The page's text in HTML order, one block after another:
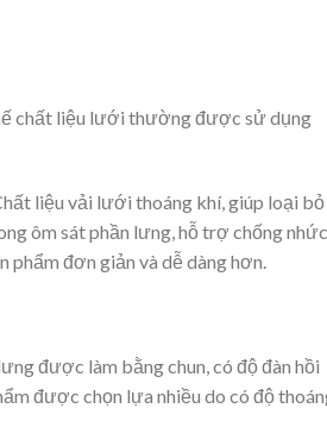
chất liệu lưới thường được sử dụng
liệu vải lưới thoáng khí, giúp loại
ôm sát phần lưng, hỗ trợ chống nhức
phẩm đơn giản và dễ dàng hơn.
được làm bằng chun, có độ đàn hồi
được chọn lựa nhiều do có độ